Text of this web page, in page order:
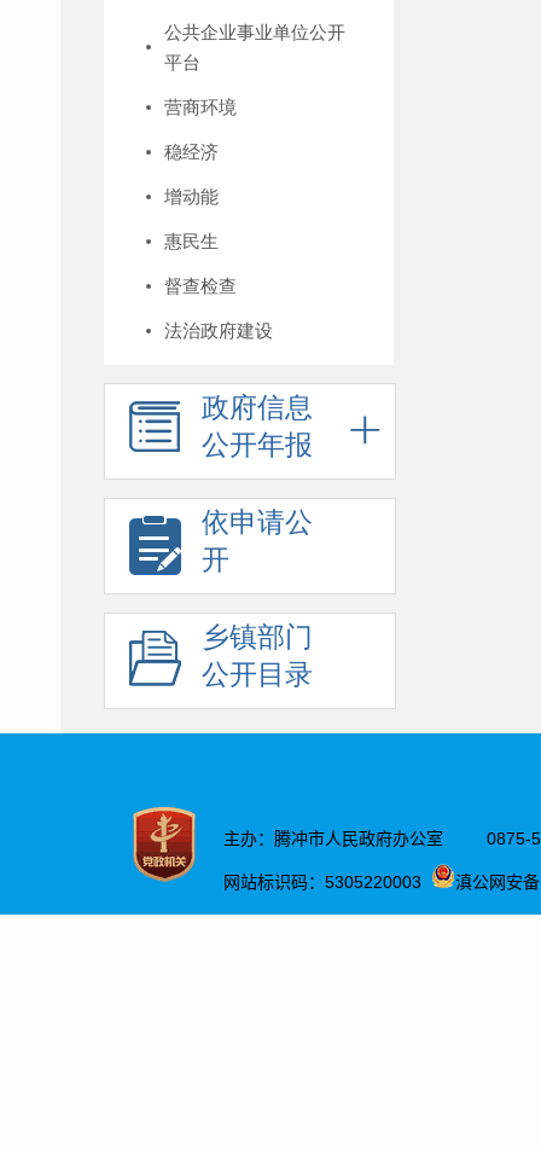
公共企业事业单位公开
平台
营商环境
稳经济
增动能
惠民生
督查检查
法治政府建设
政府信息
公开年报
依申请公
开
乡镇部门
公开目录